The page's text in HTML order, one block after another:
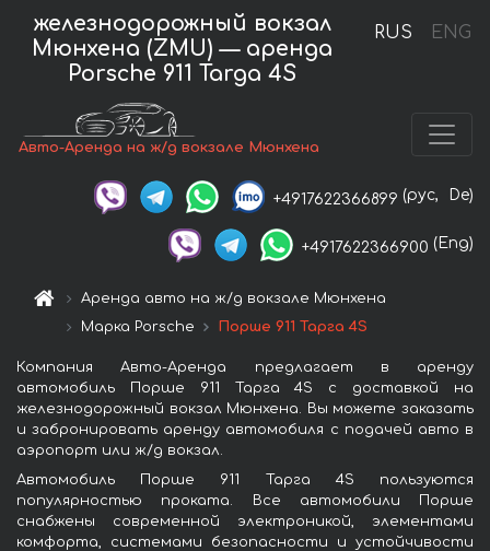
RUS ENG
железнодорожный вокзал
Мюнхена (ZMU) — аренда
Porsche 911 Targa 4S
Авто-Аренда на ж/д вокзале Мюнхена
+4917622366899 (рус, De)
+4917622366900 (Eng)
Аренда авто на ж/д вокзале Мюнхена
Марка Porsche
Порше 911 Тарга 4S
Компания Авто-Аренда предлагает в аренду
автомобиль Порше 911 Тарга 4S с доставкой на
железнодорожный вокзал Мюнхена. Вы можете заказать
и забронировать аренду автомобиля с подачей авто в
аэропорт или ж/д вокзал.
Автомобиль Порше 911 Тарга 4S пользуются
популярностью проката. Все автомобили Порше
снабжены современной электроникой, элементами
комфорта, системами безопасности и устойчивости